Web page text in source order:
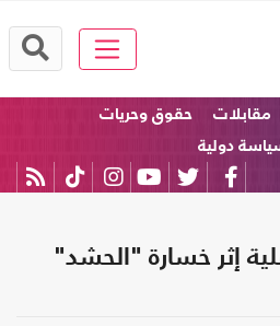
مقابلات
حقوق وحريات
دولية
إثر خسارة "الحشد"